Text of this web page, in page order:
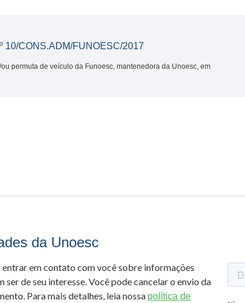
10/CONS.ADM/FUNOESC/2017
permuta de veículo da Funoesc, mantenedora da Unoesc, em
da Unoesc
entrar em contato com você sobre informações
de seu interesse. Você pode cancelar o envio da
Para mais detalhes, leia nossa política de